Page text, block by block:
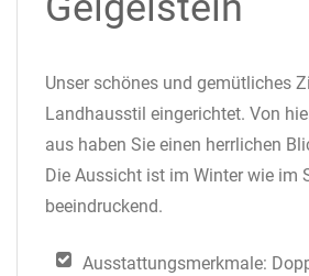
Unser schönes und gemütliches
Landhausstil eingerichtet. Von
aus haben Sie einen herrlichen
Die Aussicht ist im Winter wie im
beeindruckend.
Ausstattungsmerkmale: